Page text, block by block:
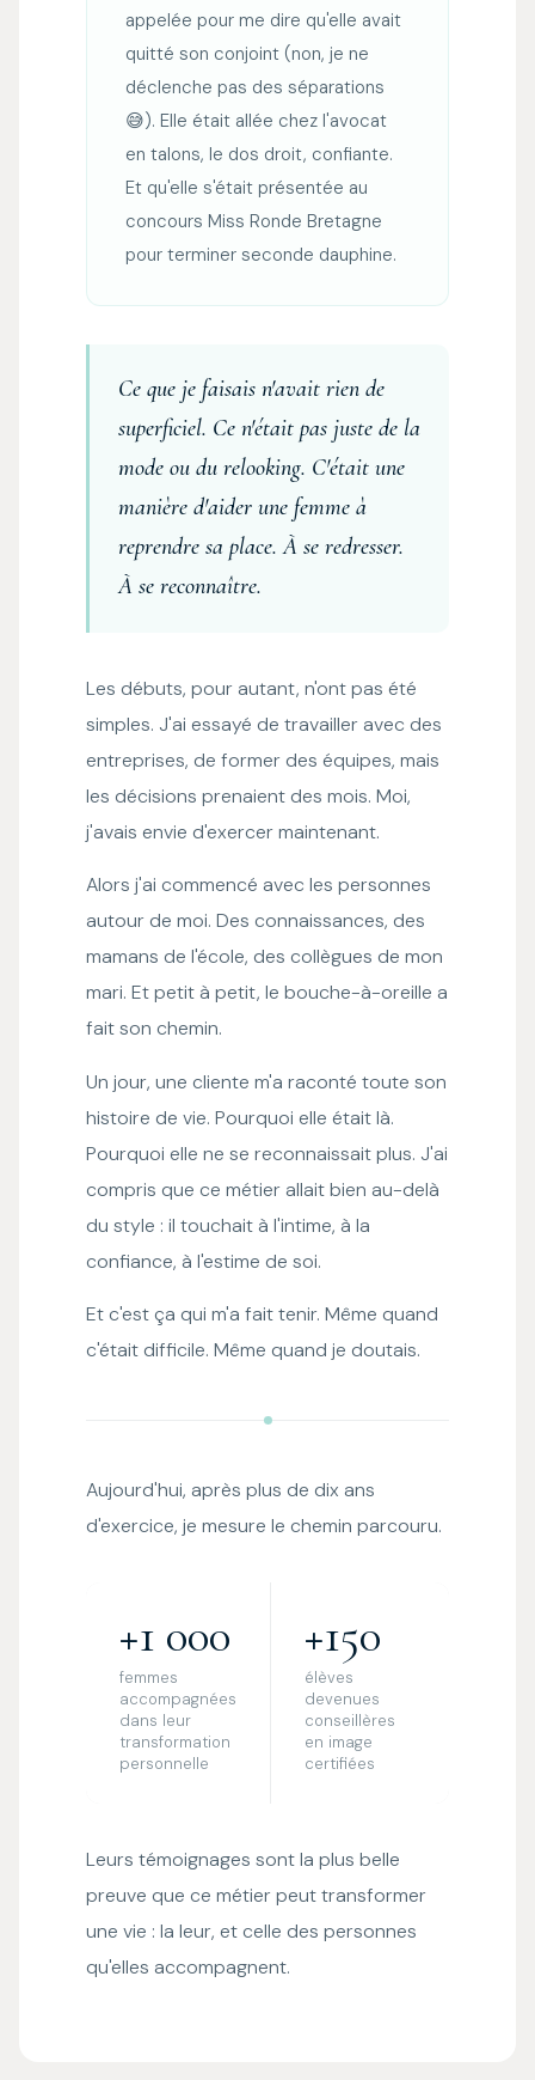
appelée pour me dire qu'elle avait
quitté son conjoint (non, je ne
déclenche pas des séparations
😅). Elle était allée chez l'avocat
en talons, le dos droit, confiante.
Et qu'elle s'était présentée au
concours Miss Ronde Bretagne
pour terminer seconde dauphine.
Ce que je faisais n'avait rien de
superficiel. Ce n'était pas juste de la
mode ou du relooking. C'était une
manière d'aider une femme à
reprendre sa place. À se redresser.
À se reconnaître.
Les débuts, pour autant, n'ont pas été
simples. J'ai essayé de travailler avec des
entreprises, de former des équipes, mais
les décisions prenaient des mois. Moi,
j'avais envie d'exercer maintenant.
Alors j'ai commencé avec les personnes
autour de moi. Des connaissances, des
mamans de l'école, des collègues de mon
mari. Et petit à petit, le bouche-à-oreille a
fait son chemin.
Un jour, une cliente m'a raconté toute son
histoire de vie. Pourquoi elle était là.
Pourquoi elle ne se reconnaissait plus. J'ai
compris que ce métier allait bien au-delà
du style : il touchait à l'intime, à la
confiance, à l'estime de soi.
Et c'est ça qui m'a fait tenir. Même quand
c'était difficile. Même quand je doutais.
Aujourd'hui, après plus de dix ans
d'exercice, je mesure le chemin parcouru.
+1 000
femmes
accompagnées
dans leur
transformation
personnelle
+150
élèves
devenues
conseillères
en image
certifiées
Leurs témoignages sont la plus belle
preuve que ce métier peut transformer
une vie : la leur, et celle des personnes
qu'elles accompagnent.